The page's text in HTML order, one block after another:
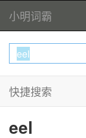
小明词霸
快捷搜索
eel